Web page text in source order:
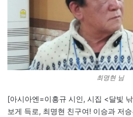
최명현 님
[아시아엔=이흥규 시인, 시집 <달빛
보게 득로, 최명현 친구여! 이승과 저